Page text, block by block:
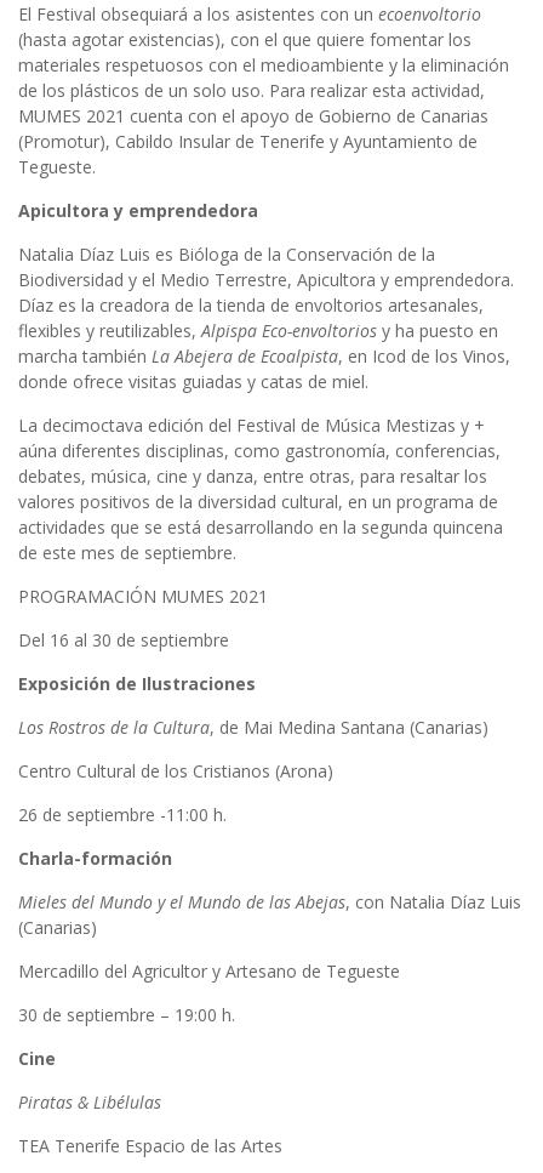
El Festival obsequiará a los asistentes con un ecoenvoltorio
(hasta agotar existencias), con el que quiere fomentar los
materiales respetuosos con el medioambiente y la eliminación
de los plásticos de un solo uso. Para realizar esta actividad,
MUMES 2021 cuenta con el apoyo de Gobierno de Canarias
(Promotur), Cabildo Insular de Tenerife y Ayuntamiento de
Tegueste.
Apicultora y emprendedora
Natalia Díaz Luis es Bióloga de la Conservación de la
Biodiversidad y el Medio Terrestre, Apicultora y emprendedora.
Díaz es la creadora de la tienda de envoltorios artesanales,
flexibles y reutilizables, Alpispa Eco-envoltorios y ha puesto en
marcha también La Abejera de Ecoalpista, en Icod de los Vinos,
donde ofrece visitas guiadas y catas de miel.
La decimoctava edición del Festival de Música Mestizas y +
aúna diferentes disciplinas, como gastronomía, conferencias,
debates, música, cine y danza, entre otras, para resaltar los
valores positivos de la diversidad cultural, en un programa de
actividades que se está desarrollando en la segunda quincena
de este mes de septiembre.
PROGRAMACIÓN MUMES 2021
Del 16 al 30 de septiembre
Exposición de Ilustraciones
Los Rostros de la Cultura, de Mai Medina Santana (Canarias)
Centro Cultural de los Cristianos (Arona)
26 de septiembre -11:00 h.
Charla-formación
Mieles del Mundo y el Mundo de las Abejas, con Natalia Díaz Luis
(Canarias)
Mercadillo del Agricultor y Artesano de Tegueste
30 de septiembre – 19:00 h.
Cine
Piratas & Libélulas
TEA Tenerife Espacio de las Artes